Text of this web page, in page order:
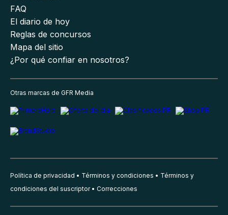
FAQ
El diario de hoy
Reglas de concursos
Mapa del sitio
¿Por qué confiar en nosotros?
Otras marcas de GFR Media
Política de privacidad Términos y condiciones
Términos y
condiciones del suscriptor
Correcciones